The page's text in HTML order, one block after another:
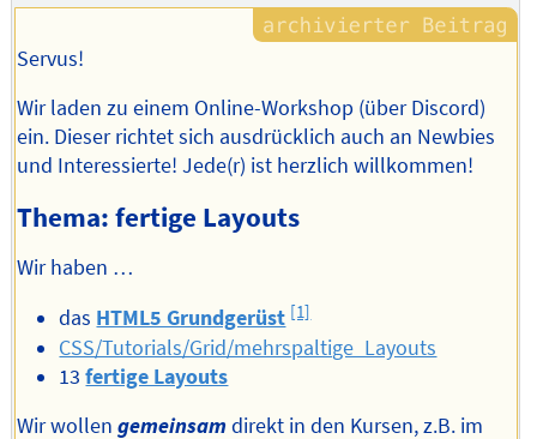
Servus!
Wir laden zu einem Online-Workshop (über Discord)
ein. Dieser richtet sich ausdrücklich auch an Newbies
und Interessierte! Jede(r) ist herzlich willkommen!
Thema: fertige Layouts
Wir haben …
das HTML5 Grundgerüst [1]
CSS/Tutorials/Grid/mehrspaltige_Layouts
13fertige Layouts
Wir wollengemeinsamdirekt in den Kursen, z.B. im